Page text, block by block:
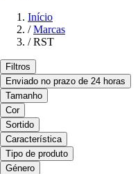
Início
/ Marcas
/ RST
Filtros
Enviado no prazo de 24 horas
Tamanho
Cor
Sortido
Característica
Tipo de produto
Género